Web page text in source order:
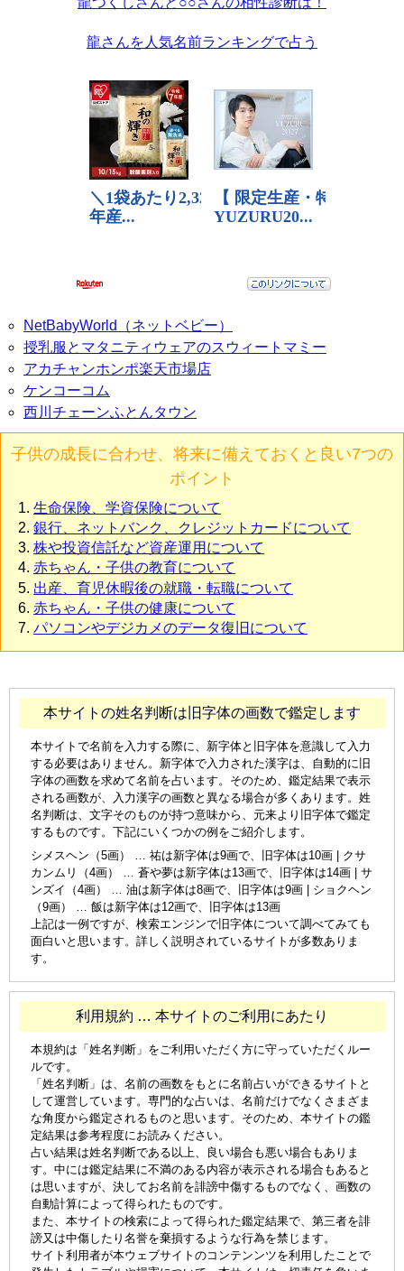
龍さんを人気名前ランキングで占う
NetBabyWorld（ネットベビー）
授乳服とマタニティウェアのスウィートマミー
アカチャンホンポ楽天市場店
ケンコーコム
西川チェーンふとんタウン
子供の成長に合わせ、将来に備えておくと良い7つの
ポイント
生命保険、学資保険について
銀行、ネットバンク、クレジットカードについて
株や投資信託など資産運用について
赤ちゃん・子供の教育について
出産、育児休暇後の就職・転職について
赤ちゃん・子供の健康について
パソコンやデジカメのデータ復旧について
本サイトの姓名判断は旧字体の画数で鑑定します
本サイトで名前を入力する際に、新字体と旧字体を意識して入力
する必要はありません。新字体で入力された漢字は、自動的に旧
字体の画数を求めて名前を占います。そのため、鑑定結果で表示
される画数が、入力漢字の画数と異なる場合が多くあります。姓
名判断は、文字そのものが持つ意味から、元来より旧字体で鑑定
するものです。下記にいくつかの例をご紹介します。
シメスヘン（5画） … 祐は新字体は9画で、旧字体は10画 | クサ
カンムリ（4画） … 蒼や夢は新字体は13画で、旧字体は14画 | サ
ンズイ（4画） … 油は新字体は8画で、旧字体は9画 | ショクヘン
（9画） … 飯は新字体は12画で、旧字体は13画
上記は一例ですが、検索エンジンで旧字体について調べてみても
面白いと思います。詳しく説明されているサイトが多数ありま
す。
利用規約 … 本サイトのご利用にあたり
本規約は「姓名判断」をご利用いただく方に守っていただくルー
ルです。
「姓名判断」は、名前の画数をもとに名前占いができるサイトと
して運営しています。専門的な占いは、名前だけでなくさまざま
な角度から鑑定されるものと思います。そのため、本サイトの鑑
定結果は参考程度にお読みください。
占い結果は姓名判断である以上、良い場合も悪い場合もありま
す。中には鑑定結果に不満のある内容が表示される場合もあると
は思いますが、決してお名前を誹謗中傷するものでなく、画数の
自動計算によって得られたものです。
また、本サイトの検索によって得られた鑑定結果で、第三者を誹
謗又は中傷したり名誉を棄損するような行為を禁じます。
サイト利用者が本ウェブサイトのコンテンンツを利用したことで